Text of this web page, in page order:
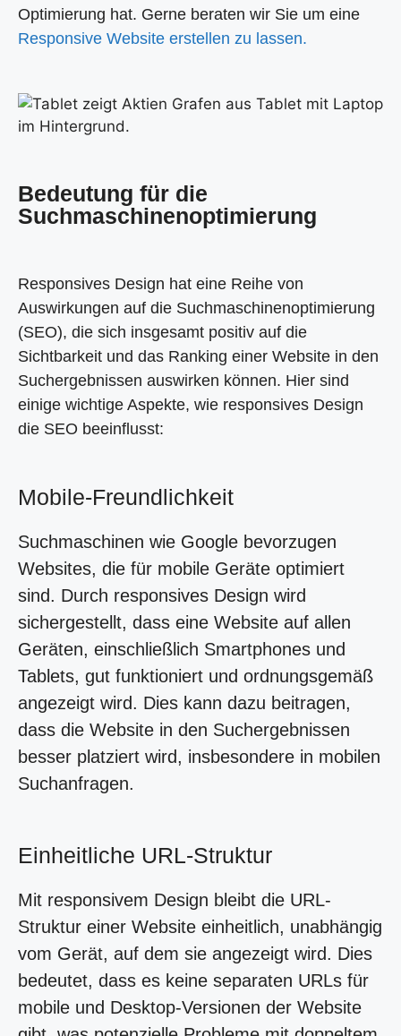
Optimierung hat. Gerne beraten wir Sie um eine
Responsive Website erstellen zu lassen.
Bedeutung für die
Suchmaschinenoptimierung
Responsives Design hat eine Reihe von
Auswirkungen auf die Suchmaschinenoptimierung
(SEO), die sich insgesamt positiv auf die
Sichtbarkeit und das Ranking einer Website in den
Suchergebnissen auswirken können. Hier sind
einige wichtige Aspekte, wie responsives Design
die SEO beeinflusst:
Mobile-Freundlichkeit
Suchmaschinen wie Google bevorzugen
Websites, die für mobile Geräte optimiert
sind. Durch responsives Design wird
sichergestellt, dass eine Website auf allen
Geräten, einschließlich Smartphones und
Tablets, gut funktioniert und ordnungsgemäß
angezeigt wird. Dies kann dazu beitragen,
dass die Website in den Suchergebnissen
besser platziert wird, insbesondere in mobilen
Suchanfragen.
Einheitliche URL-Struktur
Mit responsivem Design bleibt die URL-
Struktur einer Website einheitlich, unabhängig
vom Gerät, auf dem sie angezeigt wird. Dies
bedeutet, dass es keine separaten URLs für
mobile und Desktop-Versionen der Website